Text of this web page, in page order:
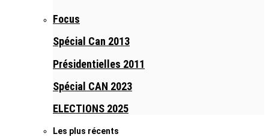
Focus
Spécial Can 2013
Présidentielles 2011
Spécial CAN 2023
ELECTIONS 2025
Les plus récents